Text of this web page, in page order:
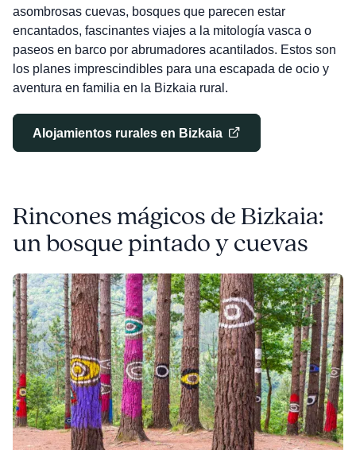
asombrosas cuevas, bosques que parecen estar
encantados, fascinantes viajes a la mitología vasca o
paseos en barco por abrumadores acantilados. Estos son
los planes imprescindibles para una escapada de ocio y
aventura en familia en la Bizkaia rural.
Alojamientos rurales en Bizkaia
Rincones mágicos de Bizkaia:
un bosque pintado y cuevas